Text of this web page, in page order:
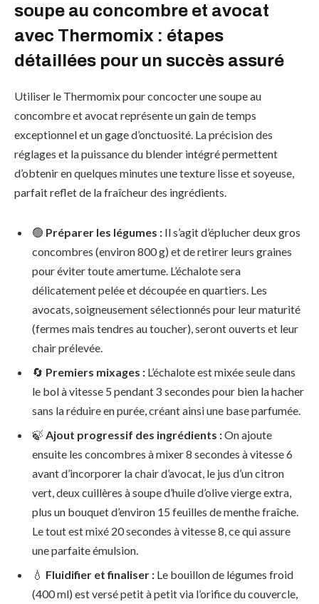
soupe au concombre et avocat
avec Thermomix : étapes
détaillées pour un succès assuré
Utiliser le Thermomix pour concocter une soupe au
concombre et avocat représente un gain de temps
exceptionnel et un gage d’onctuosité. La précision des
réglages et la puissance du blender intégré permettent
d’obtenir en quelques minutes une texture lisse et soyeuse,
parfait reflet de la fraîcheur des ingrédients.
🟢 Préparer les légumes : Il s’agit d’éplucher deux gros
concombres (environ 800 g) et de retirer leurs graines
pour éviter toute amertume. L’échalote sera
délicatement pelée et découpée en quartiers. Les
avocats, soigneusement sélectionnés pour leur maturité
(fermes mais tendres au toucher), seront ouverts et leur
chair prélevée.
🔄 Premiers mixages : L’échalote est mixée seule dans
le bol à vitesse 5 pendant 3 secondes pour bien la hacher
sans la réduire en purée, créant ainsi une base parfumée.
🍃 Ajout progressif des ingrédients :On ajoute
ensuite les concombres à mixer 8 secondes à vitesse 6
avant d’incorporer la chair d’avocat, le jus d’un citron
vert, deux cuillères à soupe d’huile d’olive vierge extra,
plus un bouquet d’environ 15 feuilles de menthe fraîche.
Le tout est mixé 20 secondes à vitesse 8, ce qui assure
une parfaite émulsion.
💧 Fluidifier et finaliser : Le bouillon de légumes froid
(400 ml) est versé petit à petit via l’orifice du couvercle,